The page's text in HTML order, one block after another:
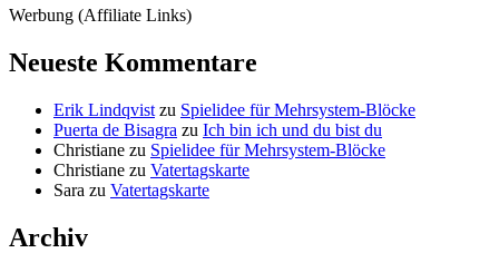
Werbung (Affiliate Links)
Neueste Kommentare
Erik Lindqvist zu Spielidee für Mehrsystem-Blöcke
Puerta de Bisagra zu Ich bin ich und du bist du
Christiane zu Spielidee für Mehrsystem-Blöcke
Christiane zu Vatertagskarte
Sara zu Vatertagskarte
Archiv